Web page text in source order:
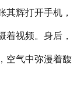
其辉打开手机，
着视频。身后，
空气中弥漫着馥